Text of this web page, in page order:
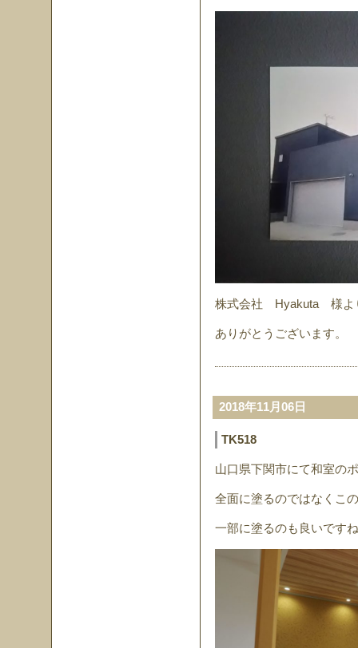
株式会社 Hyakuta 様よ
ありがとうございます。
2018年11月06日
TK518
山口県下関市にて和室の
全面に塗るのではなくこ
一部に塗るのも良いです